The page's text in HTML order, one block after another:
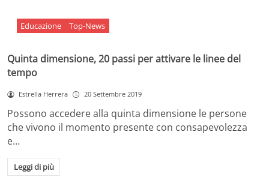
Educazione Top-News
Quinta dimensione, 20 passi per attivare le linee del
tempo
Estrella Herrera 20 Settembre 2019
Possono accedere alla quinta dimensione le persone
che vivono il momento presente con consapevolezza
e…
Leggi di più